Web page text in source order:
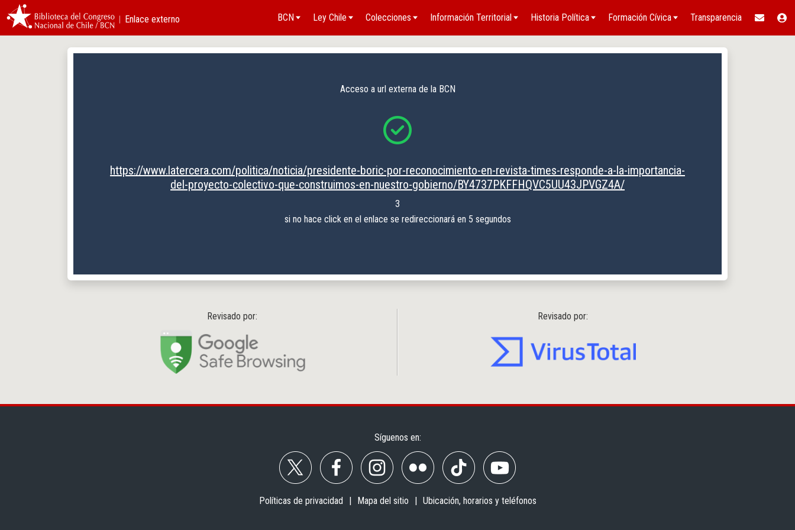
︱Enlace externo BCN Ley Chile Colecciones Información Territorial Historia Política Formación Cívica Transparencia
Acceso a url externa de la BCN
https://www.latercera.com/politica/noticia/presidente-boric-por-reconocimiento-en-revista-times-responde-a-la-importancia-
del-proyecto-colectivo-que-construimos-en-nuestro-gobierno/BY4737PKFFHQVC5UU43JPVGZ4A/
3
si no hace click en el enlace se redireccionará en 5 segundos
Revisado por: Revisado por:
Síguenos en:
Políticas de privacidad Mapa del sitio Ubicación, horarios y teléfonos